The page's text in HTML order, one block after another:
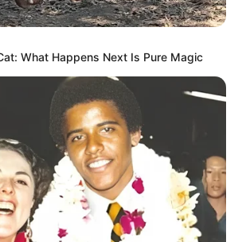
What Happens Next Is Pure Magic